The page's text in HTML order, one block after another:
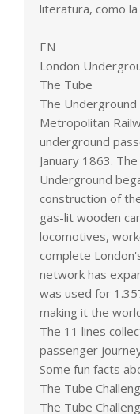
literatura, como
EN
London
The Tube
The
Metropolitan
underground
January 1863.
Underground
construction of
gas-lit wooden
locomotives,
complete
network has
was used for
making it the
The 11 lines
passenger
Some fun facts
The Tube
The Tube